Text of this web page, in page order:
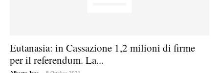
Eutanasia: in Cassazione 1,2 milioni di firme
per il referendum. La...